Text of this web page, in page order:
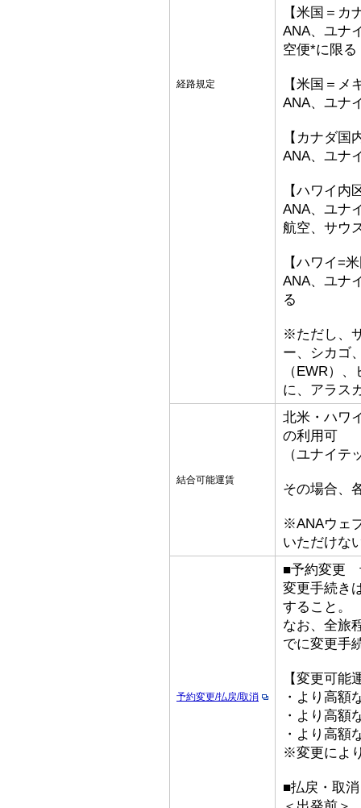
経路規定
【米国＝カ
ANA、ユナ
空便*に限る
【米国＝メ
ANA、ユナ
【カナダ国
ANA、ユナ
【ハワイ内
ANA、ユナ
航空、サウ
【ハワイ=
ANA、ユナ
る
※ただし、
ー、シカゴ
（EWR）
に、アラス
結合可能運賃
北米・ハワ
の利用可
（ユナイテ
その場合、
※ANAウェ
いただけな
予約変更/払戻/取消
■予約変更
変更手続き
すること。
なお、全旅
でに変更手
【変更可能
・より高額
・より高額
・より高額
※変更によ
■払戻・取消